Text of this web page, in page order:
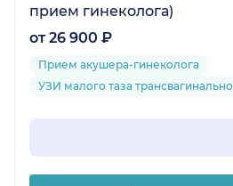
прием гинеколога)
от 26 900 ₽
Прием акушера-гинеколога
УЗИ малого таза трансвагинально